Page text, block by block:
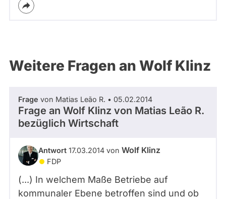
Weitere Fragen an Wolf Klinz
Frage von Matias Leão R. • 05.02.2014
Frage an Wolf Klinz von Matias Leão R.
bezüglich Wirtschaft
Antwort 17.03.2014 von Wolf Klinz
FDP
(...) In welchem Maße Betriebe auf
kommunaler Ebene betroffen sind und ob